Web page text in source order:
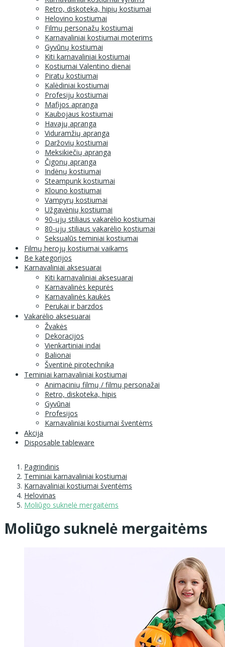
Retro, diskoteka, hipių kostiumai
Helovino kostiumai
Filmų personažų kostiumai
Karnavaliniai kostiumai moterims
Gyvūnų kostiumai
Kiti karnavaliniai kostiumai
Kostiumai Valentino dienai
Piratų kostiumai
Kalėdiniai kostiumai
Profesijų kostiumai
Mafijos apranga
Kaubojaus kostiumai
Havajų apranga
Viduramžių apranga
Daržovių kostiumai
Meksikiečių apranga
Čigonų apranga
Indėnų kostiumai
Steampunk kostiumai
Klouno kostiumai
Vampyrų kostiumai
Užgavėnių kostiumai
90-ųjų stiliaus vakarėlio kostiumai
80-ųjų stiliaus vakarėlio kostiumai
Seksualūs teminiai kostiumai
Filmų herojų kostiumai vaikams
Be kategorijos
Karnavaliniai aksesuarai
Kiti karnavaliniai aksesuarai
Karnavalinės kepurės
Karnavalinės kaukės
Perukai ir barzdos
Vakarėlio aksesuarai
Žvakės
Dekoracijos
Vienkartiniai indai
Balionai
Šventinė pirotechnika
Teminiai karnavaliniai kostiumai
Animacinių filmų / filmų personažai
Retro, diskoteka, hipis
Gyvūnai
Profesijos
Karnavaliniai kostiumai šventėms
Akcija
Disposable tableware
Pagrindinis
Teminiai karnavaliniai kostiumai
Karnavaliniai kostiumai šventėms
Helovinas
Moliūgo suknelė mergaitėms
Moliūgo suknelė mergaitėms